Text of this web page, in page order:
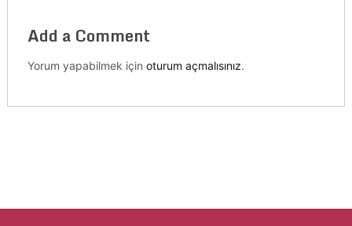
Add a Comment
Yorum yapabilmek için oturum açmalısınız.